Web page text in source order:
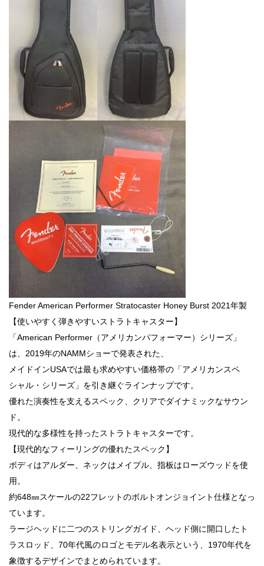
Fender American Performer Stratocaster Honey Burst 2021年製
【使いやすく弾きやすいストラトキャスター】
「American Performer（アメリカンパフォーマー）シリーズ」
は、2019年のNAMMショーで発表された、
メイドインUSAでは最も求めやすい価格帯の「アメリカンスペ
シャル・シリーズ」を引き継ぐラインナップです。
優れた演奏性を支えるスペック、クリアでダイナミックなサウン
ド。
現代的な多様性を持ったストラトキャスターです。
【現代的なフィーリングの優れたスペック】
ボディはアルダー、ネックはメイプル、指板はローズウッドを使
用。
約648㎜スケールの22フレットのボルトオンジョイント仕様となっ
ています。
ラージヘッドに二つのストリングガイド、ヘッド側に開口したト
ラスロッド、70年代風のロゴとモデル名表示という、1970年代を
象徴するデザインでまとめられています。